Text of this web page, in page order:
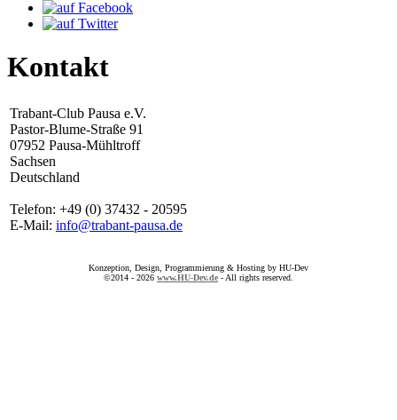
Kontakt
Trabant-Club Pausa e.V.
Pastor-Blume-Straße 91
07952 Pausa-Mühltroff
Sachsen
Deutschland
Telefon: +49 (0) 37432 - 20595
E-Mail: info@trabant-pausa.de
Konzeption, Design, Programmierung & Hosting by HU-Dev
©2014 - 2026 www.HU-Dev.de - All rights reserved.